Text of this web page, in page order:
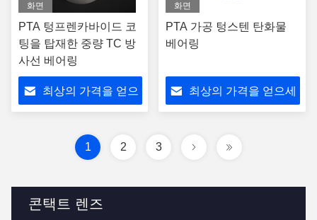
콘택트 렌즈
화면
PTA 텅프렌카바이드 코
팅을 탑재한 중량 TC 방
사선 베어링
최상의 가격을 얻으
화면
PTA 가공 텅스텐 탄화물
베어링
최상의 가격을 얻으세
1 2 3